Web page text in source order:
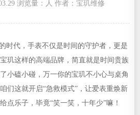
浏览量： 人 作者：宝玑维修
代，手表不仅是时间的守护者，更是
玑这样的高端品牌，简直就是时间贵族
小磕小碰，万一你的宝玑不小心与桌角
们这就开启“急救模式”，让爱表重焕新
点乐子，毕竟“笑一笑，十年少”嘛！